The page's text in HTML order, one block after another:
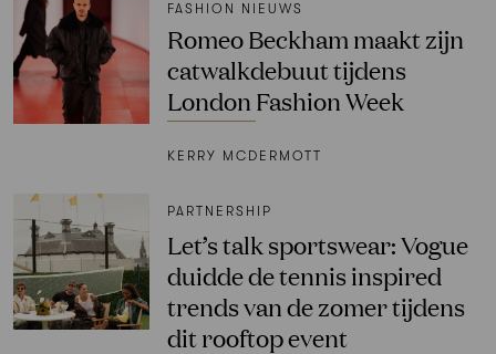
FASHION NIEUWS
Romeo Beckham maakt zijn
catwalkdebuut tijdens
London Fashion Week
KERRY MCDERMOTT
PARTNERSHIP
Let’s talk sportswear: Vogue
duidde de tennis inspired
trends van de zomer tijdens
dit rooftop event